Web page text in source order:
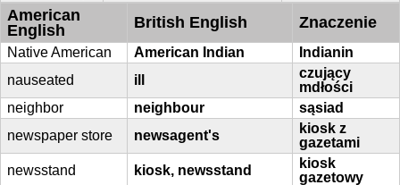
American
English
British English Znaczenie
Native American American Indian
Indianin
nauseated
ill
czujący
mdłości
neighbor
neighbour
sąsiad
newspaper store
newsagent's
kiosk z
gazetami
newsstand
kiosk, newsstand
kiosk
gazetowy